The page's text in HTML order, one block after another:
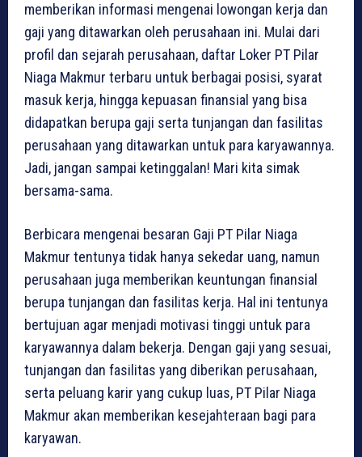
memberikan informasi mengenai lowongan kerja dan
gaji yang ditawarkan oleh perusahaan ini. Mulai dari
profil dan sejarah perusahaan, daftar Loker PT Pilar
Niaga Makmur terbaru untuk berbagai posisi, syarat
masuk kerja, hingga kepuasan finansial yang bisa
didapatkan berupa gaji serta tunjangan dan fasilitas
perusahaan yang ditawarkan untuk para karyawannya.
Jadi, jangan sampai ketinggalan! Mari kita simak
bersama-sama.
Berbicara mengenai besaran Gaji PT Pilar Niaga
Makmur tentunya tidak hanya sekedar uang, namun
perusahaan juga memberikan keuntungan finansial
berupa tunjangan dan fasilitas kerja. Hal ini tentunya
bertujuan agar menjadi motivasi tinggi untuk para
karyawannya dalam bekerja. Dengan gaji yang sesuai,
tunjangan dan fasilitas yang diberikan perusahaan,
serta peluang karir yang cukup luas, PT Pilar Niaga
Makmur akan memberikan kesejahteraan bagi para
karyawan.